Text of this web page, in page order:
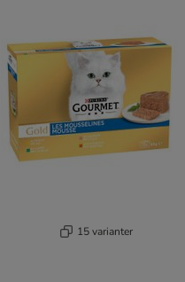
15 varianter